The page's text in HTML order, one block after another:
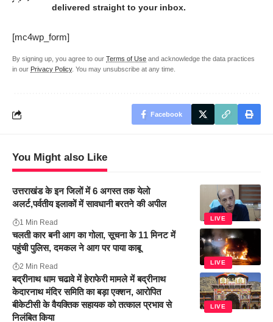
delivered straight to your inbox.
[mc4wp_form]
By signing up, you agree to our Terms of Use and acknowledge the data practices
in our Privacy Policy. You may unsubscribe at any time.
Facebook
You Might also Like
LIVE
उत्तराखंड के इन जिलों में 6 अगस्त तक येलो
अलर्ट,पर्वतीय इलाकों में सावधानी बरतने की अपील
1 Min Read
LIVE
चलती कार बनी आग का गोला, सूचना के 11 मिनट में
पहुंची पुलिस, दमकल ने आग पर पाया काबू
2 Min Read
LIVE
बद्रीनाथ धाम चढावे में हेराफेरी मामले में बद्रीनाथ
केदारनाथ मंदिर समिति का बड़ा एक्शन, आरोपित
बीकेटीसी के वैयक्तिक सहायक को तत्काल प्रभाव से
निलंबित किया